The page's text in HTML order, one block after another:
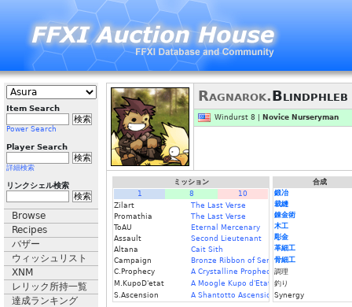
Item Search
Power Search
Player Search
詳細検索
リンクシェル検索
Browse
Recipes
バザー
ウィッシュリスト
XNM
レリック所持一覧
達成ランキング
Ragnarok.Blindphleb
Windurst 8 | Novice Nurseryman
ミッション
1
8
10
Zilart
The Last Verse
Promathia
The Last Verse
ToAU
Eternal Mercenary
Assault
Second Lieutenant
Altana
Cait Sith
Campaign
Bronze Ribbon of Service
C.Prophecy
A Crystalline Prophecy (Fin.)
M.KupoD'etat
A Moogle Kupo d'Etat (Fin.)
S.Ascension
A Shantotto Ascension (Fin)
合成
鍛冶
裁縫
錬金術
木工
彫金
革細工
骨細工
調理
釣り
Synergy